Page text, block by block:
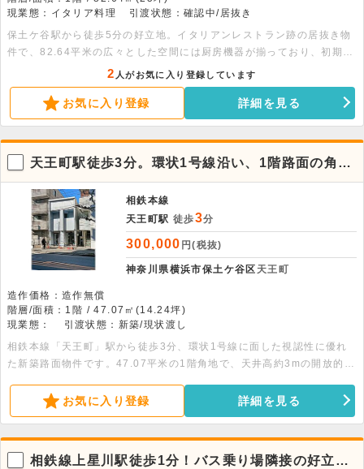
現業態：イタリア料理
引渡状態：確認中/居抜き
保土ケ谷駅から徒歩5分の好立地。イタリアンレストラン跡の居抜き物
件で、82.64平米の広々とした空間には厨房機器が揃っており、初期費
用を抑えた開業をサポートします 。重飲食を含む幅広い業態にご相談
いただけます 。詳細はお気軽にお問い合わせください。
2 人がお気に入り登録しています
お気に入り登録 詳細を見る
天王町駅徒歩3分。環状1号線沿い、1階路面の角
地・新築店舗
相鉄本線
天王町駅 徒歩3分
300,000 円(税抜)
神奈川県横浜市保土ケ谷区 天王町
造作価格：造作無償
階層/面積：1階 / 47.07㎡(14.24坪)
現業態：
引渡状態：新築/現状渡し
相鉄本線「天王町」駅から徒歩3分、環状1号線に面した視認性に優れ
た新築路面物件です。47.07平米の1階角地で、天井高約3mの開放的な
境が整っています。詳細はお気軽にお問い合わせください。
お気に入り登録 詳細を見る
相鉄線上星川駅徒歩1分！バス乗り場隣接の好立地